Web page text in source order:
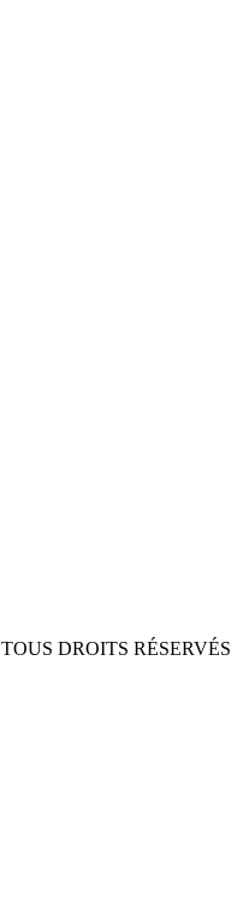
TOUS DROITS RÉSERVÉS